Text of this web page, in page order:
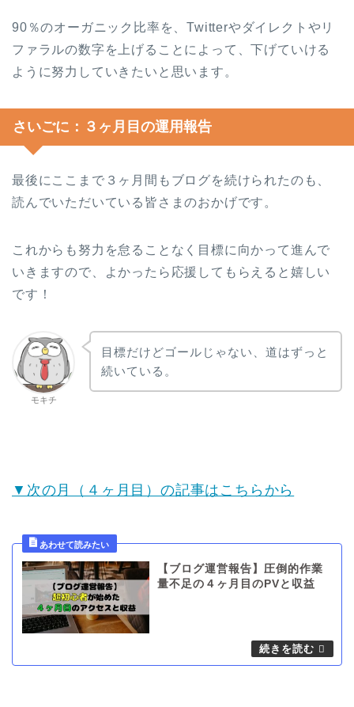
90％のオーガニック比率を、Twitterやダイレクトやリ
ファラルの数字を上げることによって、下げていける
ように努力していきたいと思います。
さいごに：３ヶ月目の運用報告
最後にここまで３ヶ月間もブログを続けられたのも、
読んでいただいている皆さまのおかげです。
これからも努力を怠ることなく目標に向かって進んで
いきますので、よかったら応援してもらえると嬉しい
です！
モキチ
目標だけどゴールじゃない、道はずっと
続いている。
▼次の月（４ヶ月目）の記事はこちらから
【ブログ運営報告】圧倒的作業
量不足の４ヶ月目のPVと収益